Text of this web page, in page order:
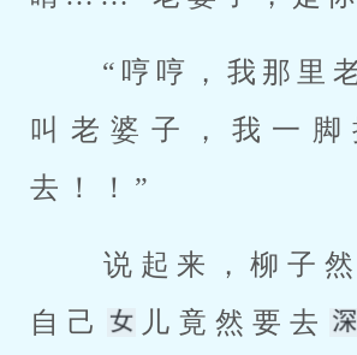
叫老婆子，我一脚
去！！”
自己
儿竟然要去